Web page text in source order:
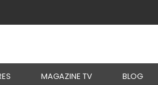
MAGAZINE TV BLOG
Et Productrice De Porcs